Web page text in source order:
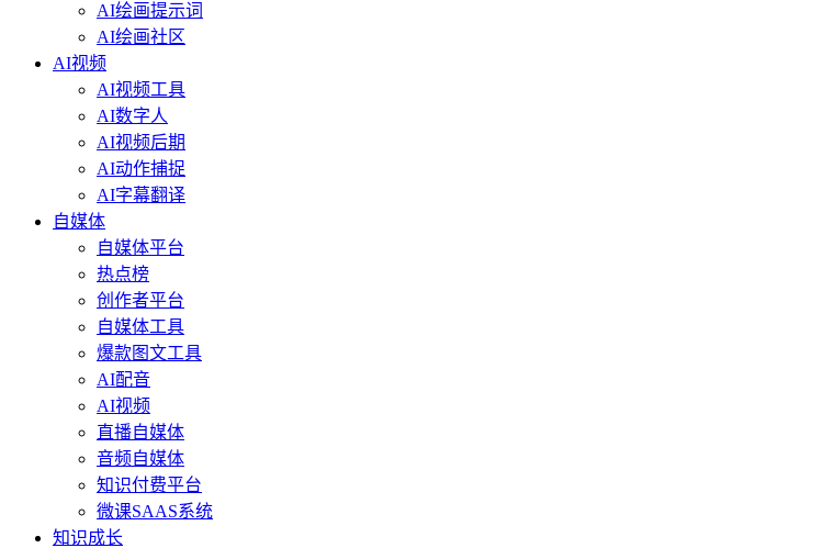
AI绘画提示词
AI绘画社区
AI视频
AI视频工具
AI数字人
AI视频后期
AI动作捕捉
AI字幕翻译
自媒体
自媒体平台
热点榜
创作者平台
自媒体工具
爆款图文工具
AI配音
AI视频
直播自媒体
音频自媒体
知识付费平台
微课SAAS系统
知识成长